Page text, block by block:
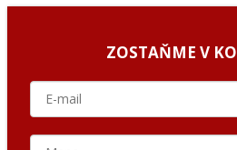
ZOSTAŇME V